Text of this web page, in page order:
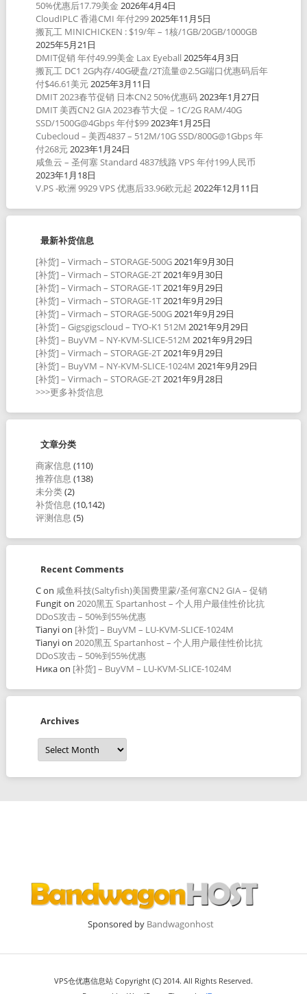
50%优惠后17.79美金 2026年4月4日
CloudIPLC 香港CMI 年付2992025年11月5日
搬瓦工 MINICHICKEN : $19/年 – 1核/1GB/20GB/1000GB
2025年5月21日
DMIT促销 年付49.99美金 Lax Eyeball 2025年4月3日
搬瓦工 DC1 2G内存/40G硬盘/2T流量@2.5G端口优惠码后年
付$46.61美元2025年3月11日
DMIT 2023春节促销 日本CN2 50%优惠码2023年1月27日
DMIT 美西CN2 GIA 2023春节大促 – 1C/2G RAM/40G
SSD/1500G@4Gbps 年付$992023年1月25日
Cubecloud – 美西4837 – 512M/10G SSD/800G@1Gbps 年
付268元2023年1月24日
咸鱼云 – 圣何塞 Standard 4837线路 VPS 年付199人民币
2023年1月18日
V.PS -欧洲 9929 VPS 优惠后33.96欧元起 2022年12月11日
最新补货信息
[补货] – Virmach – STORAGE-500G2021年9月30日
[补货] – Virmach – STORAGE-2T2021年9月30日
[补货] – Virmach – STORAGE-1T2021年9月29日
[补货] – Virmach – STORAGE-1T2021年9月29日
[补货] – Virmach – STORAGE-500G2021年9月29日
[补货] – Gigsgigscloud – TYO-K1 512M 2021年9月29日
[补货] – BuyVM – NY-KVM-SLICE-512M 2021年9月29日
[补货] – Virmach – STORAGE-2T2021年9月29日
[补货] – BuyVM – NY-KVM-SLICE-1024M 2021年9月29日
[补货] – Virmach – STORAGE-2T2021年9月28日
>>>更多补货信息
文章分类
商家信息 (110)
推荐信息 (138)
未分类(2)
补货信息 (10,142)
评测信息 (5)
Recent Comments
Con 咸鱼科技(Saltyfish)美国费里蒙/圣何塞CN2 GIA – 促销
Fungiton 2020黑五 Spartanhost – 个人用户最佳性价比抗
DDoS攻击 – 50%到55%优惠
Tianyion [补货] – BuyVM – LU-KVM-SLICE-1024M
Tianyion 2020黑五 Spartanhost – 个人用户最佳性价比抗
DDoS攻击 – 50%到55%优惠
Никаon [补货] – BuyVM – LU-KVM-SLICE-1024M
Archives
Archives
Sponsored by Bandwagonhost
VPS仓优惠信息站 Copyright (C) 2014. All Rights Reserved.